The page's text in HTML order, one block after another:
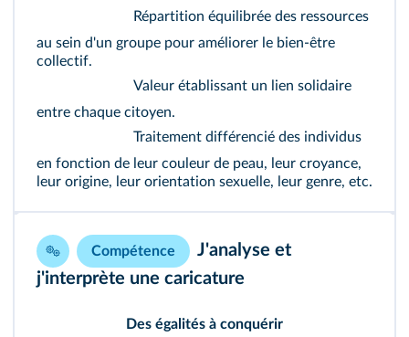
Répartition équilibrée des ressources
au sein d'un groupe pour améliorer le bien‑être
collectif.
Valeur établissant un lien solidaire
entre chaque citoyen.
Traitement différencié des individus
en fonction de leur couleur de peau, leur croyance,
leur origine, leur orientation sexuelle, leur genre, etc.
Compétence
J'analyse et
j'interprète une caricature
Des égalités à conquérir